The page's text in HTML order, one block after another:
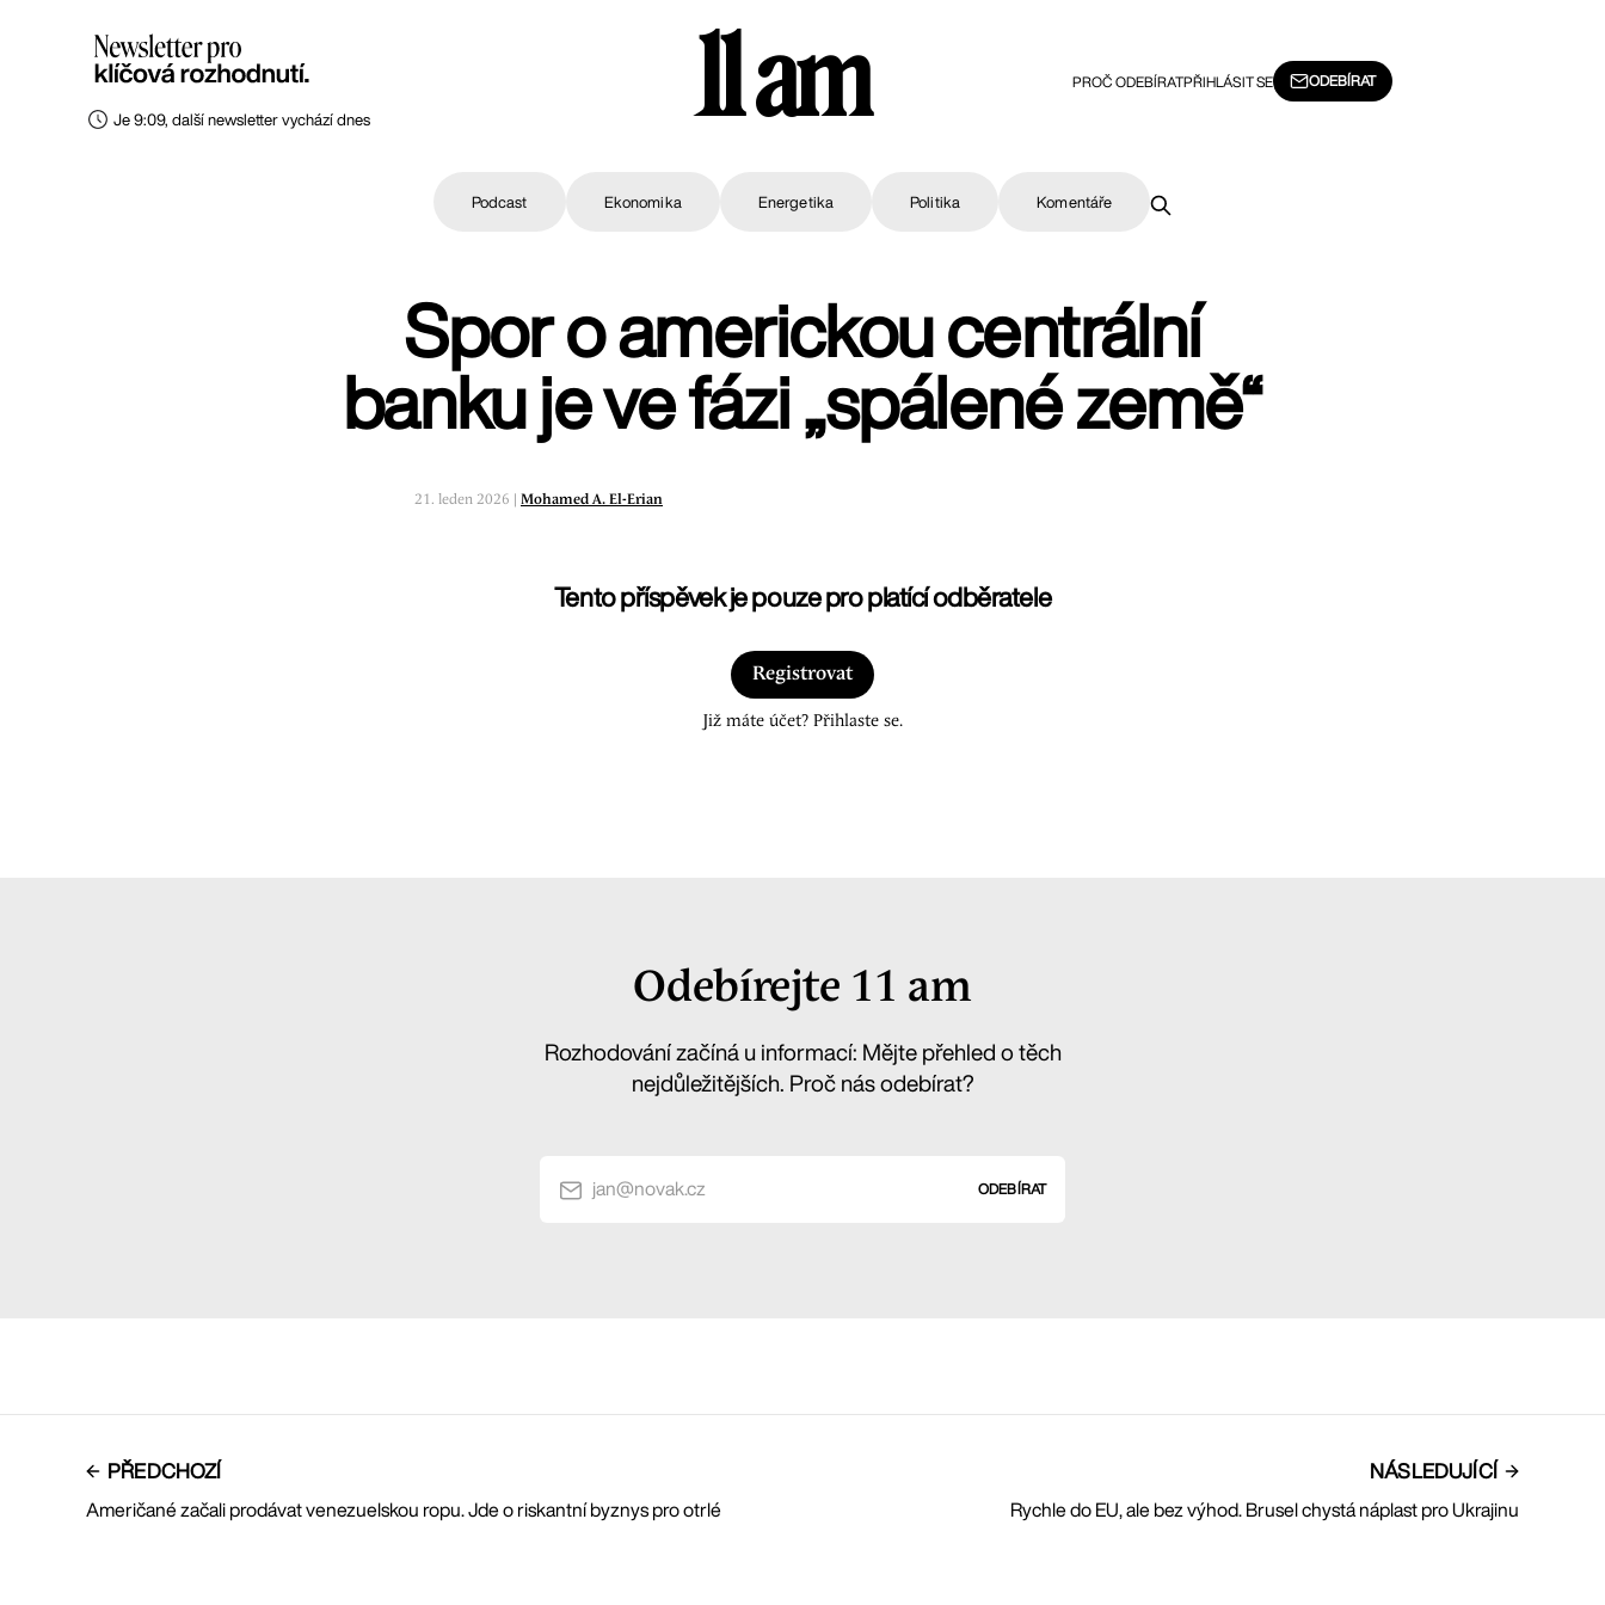
Je 9:09, další newsletter vychází dnes 11 am PROČ ODEBÍRATPŘIHLÁSIT SE ODEBÍRAT
Podcast Ekonomika Energetika Politika Komentáře
Spor o americkou centrální
banku je ve fázi „spálené země“
21. leden 2026 | Mohamed A. El-Erian
Tento příspěvek je pouze pro platící odběratele
Registrovat
Již máte účet? Přihlaste se.
Odebírejte 11 am
Rozhodování začíná u informací: Mějte přehled o těch
nejdůležitějších. Proč nás odebírat?
jan@novak.cz ODEBÍRAT
PŘEDCHOZÍ
Američané začali prodávat venezuelskou ropu. Jde o riskantní byznys pro otrlé
NÁSLEDUJÍCÍ
Rychle do EU, ale bez výhod. Brusel chystá náplast pro Ukrajinu